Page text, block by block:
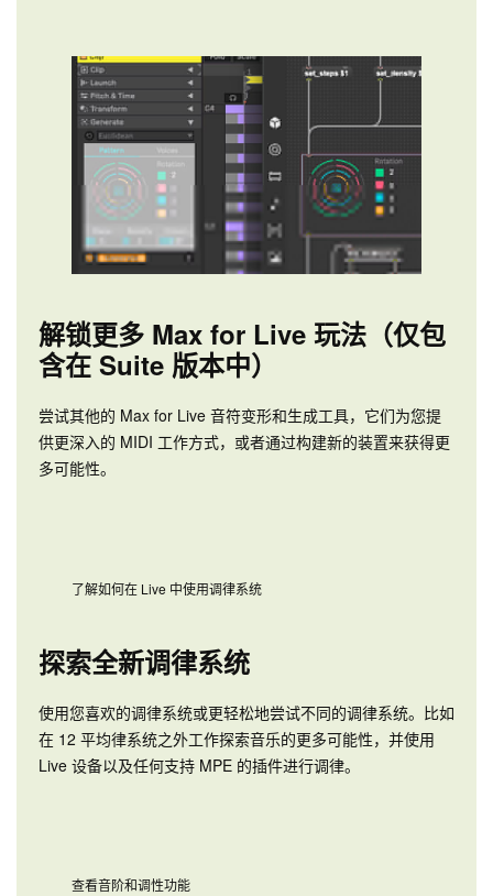
解锁更多 Max for Live 玩法（仅包
含在 Suite 版本中）
尝试其他的 Max for Live 音符变形和生成工具，它们为您提
供更深入的 MIDI 工作方式，或者通过构建新的装置来获得更
多可能性。
了解如何在 Live 中使用调律系统
探索全新调律系统
使用您喜欢的调律系统或更轻松地尝试不同的调律系统。比如
在 12 平均律系统之外工作探索音乐的更多可能性，并使用
Live 设备以及任何支持 MPE 的插件进行调律。
查看音阶和调性功能